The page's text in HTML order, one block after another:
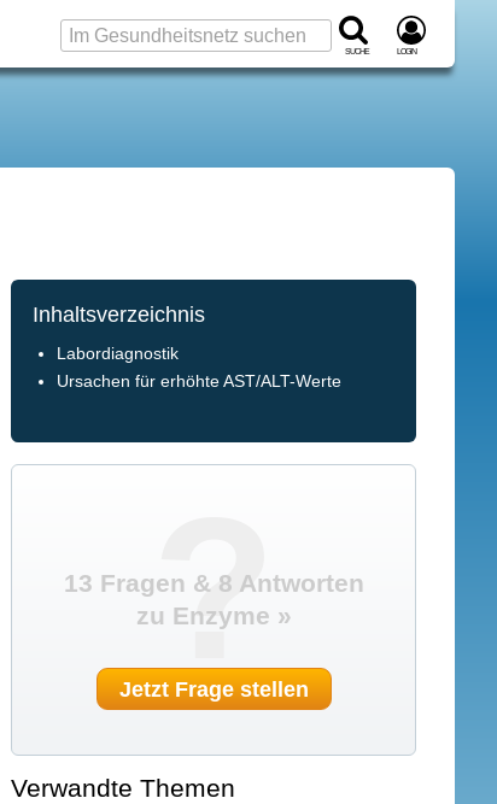
Suche Login
Inhaltsverzeichnis
Labordiagnostik
Ursachen für erhöhte AST/ALT-Werte
?
13 Fragen & 8 Antworten
zu Enzyme »
Jetzt Frage stellen
Verwandte Themen